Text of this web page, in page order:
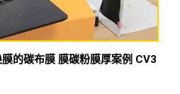
的碳布膜 膜碳粉膜厚案例 CV3